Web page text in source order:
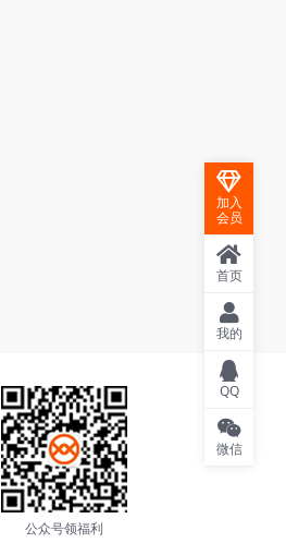
公众号领福利
加入
会员
首页
我的
QQ
微信